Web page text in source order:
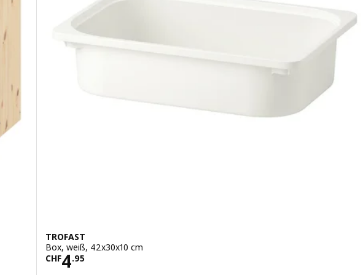
TROFAST
Box, weiß, 42x30x10 cm
CHF4.95
Preis CHF 4.95